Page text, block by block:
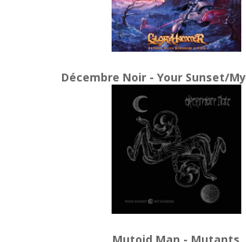
Décembre Noir - Your Sunset/